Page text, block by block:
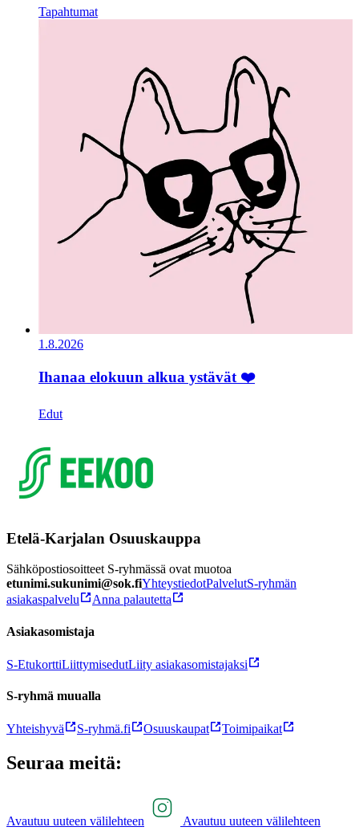
Tapahtumat
1.8.2026
Ihanaa elokuun alkua ystävät ❤️
Edut
Etelä-Karjalan Osuuskauppa
Sähköpostiosoitteet S-ryhmässä ovat muotoa
etunimi.sukunimi@sok.fiYhteystiedotPalvelutS-ryhmän
asiakaspalvelu
Anna palautetta
Asiakasomistaja
S-EtukorttiLiittymisedutLiity asiakasomistajaksi
S-ryhmä muualla
Yhteishyvä S-ryhmä.fi Osuuskaupat Toimipaikat
Seuraa meitä:
Avautuu uuteen välilehteen Avautuu uuteen välilehteen